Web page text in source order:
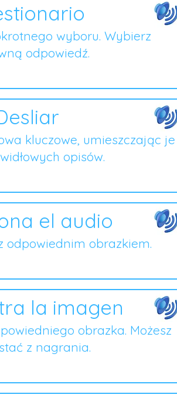
wyboru. Wybierz
odpowiedź.
kluczowe, umieszczając je
opisów.
el audio
odpowiednim obrazkiem.
la imagen
obrazka. Możesz
z nagrania.